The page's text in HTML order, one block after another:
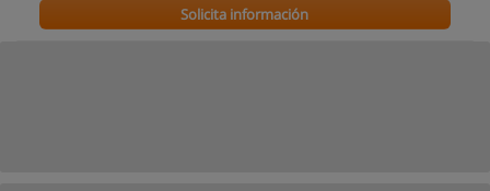
Solicita información